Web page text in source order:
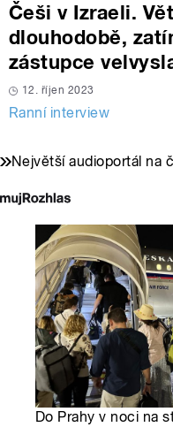
Češi v Izraeli.
dlouhodobě,
zástupce
12. říjen 2023
Ranní interview
Největší audioportál na
Do Prahy v noci na